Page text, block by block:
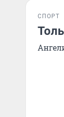
СПОРТ